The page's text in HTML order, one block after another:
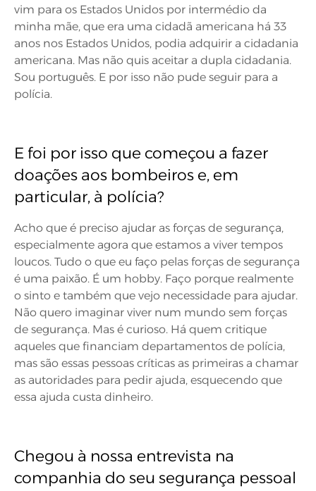
vim para os Estados Unidos por intermédio da
minha mãe, que era uma cidadã americana há 33
anos nos Estados Unidos, podia adquirir a cidadania
americana. Mas não quis aceitar a dupla cidadania.
Sou português. E por isso não pude seguir para a
polícia.
E foi por isso que começou a fazer
doações aos bombeiros e, em
particular, à polícia?
Acho que é preciso ajudar as forças de segurança,
especialmente agora que estamos a viver tempos
loucos. Tudo o que eu faço pelas forças de segurança
é uma paixão. É um hobby. Faço porque realmente
o sinto e também que vejo necessidade para ajudar.
Não quero imaginar viver num mundo sem forças
de segurança. Mas é curioso. Há quem critique
aqueles que financiam departamentos de polícia,
mas são essas pessoas críticas as primeiras a chamar
as autoridades para pedir ajuda, esquecendo que
essa ajuda custa dinheiro.
Chegou à nossa entrevista na
companhia do seu segurança pessoal